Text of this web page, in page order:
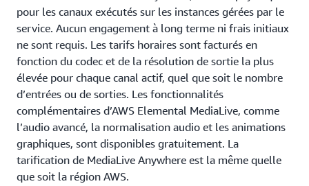
pour les canaux exécutés sur les instances gérées par le
service. Aucun engagement à long terme ni frais initiaux
ne sont requis. Les tarifs horaires sont facturés en
fonction du codec et de la résolution de sortie la plus
élevée pour chaque canal actif, quel que soit le nombre
d’entrées ou de sorties. Les fonctionnalités
complémentaires d’AWS Elemental MediaLive, comme
l’audio avancé, la normalisation audio et les animations
graphiques, sont disponibles gratuitement. La
tarification de MediaLive Anywhere est la même quelle
que soit la région AWS.